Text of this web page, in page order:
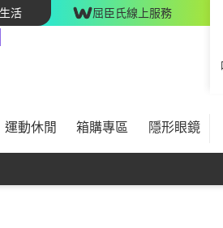
活 屈臣氏線上服務
運動休閒 箱購專區 隱形眼鏡